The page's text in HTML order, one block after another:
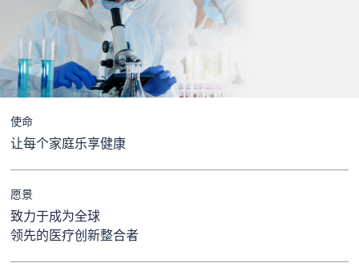
使命
让每个家庭乐享健康
愿景
致力于成为全球
领先的医疗创新整合者